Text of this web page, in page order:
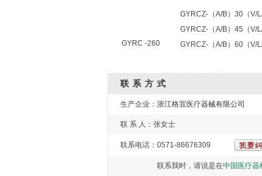
GYRC -260
GYRCZ-（A/B）30（V/L/
GYRCZ-（A/B）45（V/L/
GYRCZ-（A/B）60（V/L/
联系方式
生产企业： 浙江格宜医疗器械有限公司
联 系 人：张女士
联系电话：0571-86676309
联系我时，请说是在中国医疗器